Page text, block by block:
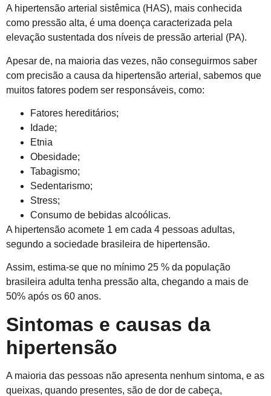
A hipertensão arterial sistêmica (HAS), mais conhecida
como pressão alta, é uma doença caracterizada pela
elevação sustentada dos níveis de pressão arterial (PA).
Apesar de, na maioria das vezes, não conseguirmos saber
com precisão a causa da hipertensão arterial, sabemos que
muitos fatores podem ser responsáveis, como:
Fatores hereditários;
Idade;
Etnia
Obesidade;
Tabagismo;
Sedentarismo;
Stress;
Consumo de bebidas alcoólicas.
A hipertensão acomete 1 em cada 4 pessoas adultas,
segundo a sociedade brasileira de hipertensão.
Assim, estima-se que no mínimo 25 % da população
brasileira adulta tenha pressão alta, chegando a mais de
50% após os 60 anos.
Sintomas e causas da
hipertensão
A maioria das pessoas não apresenta nenhum sintoma, e as
queixas, quando presentes, são de dor de cabeça,